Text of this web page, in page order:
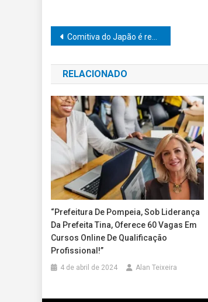
Navegação
de
Post
Comitiva do Japão é recebida com honra em Marília: Prefeito Vinícius Camarinha destaca laços culturais e reforça parceria internacional
RELACIONADO
“Prefeitura De Pompeia, Sob Liderança
Da Prefeita Tina, Oferece 60 Vagas Em
Cursos Online De Qualificação
Profissional!”
4 de abril de 2024 Alan Teixeira